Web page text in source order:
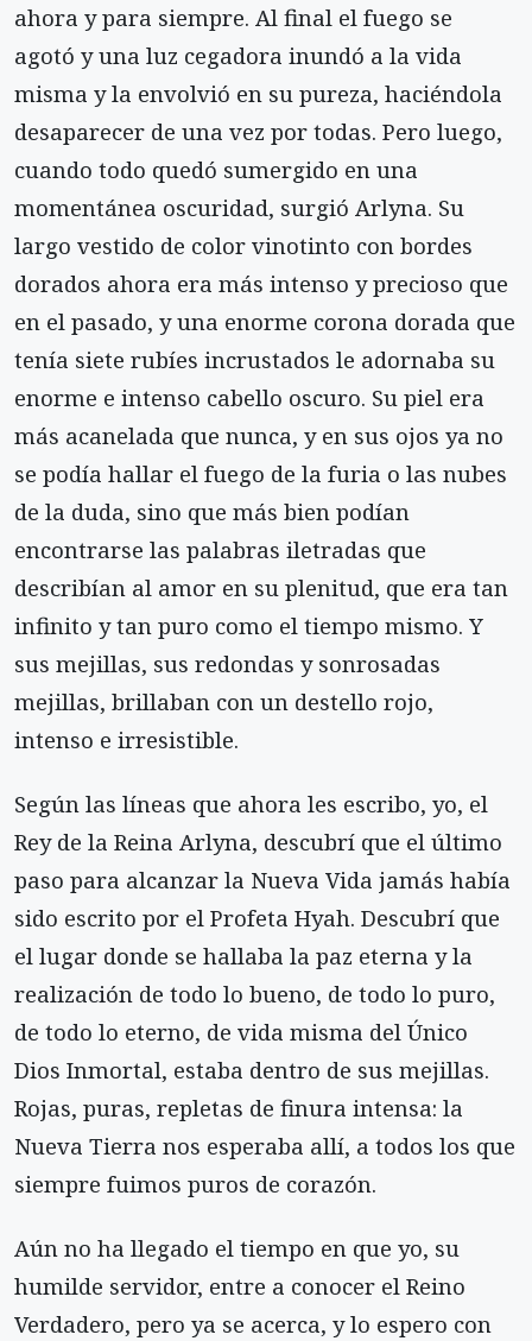
ahora y para siempre. Al final el fuego se
agotó y una luz cegadora inundó a la vida
misma y la envolvió en su pureza, haciéndola
desaparecer de una vez por todas. Pero luego,
cuando todo quedó sumergido en una
momentánea oscuridad, surgió Arlyna. Su
largo vestido de color vinotinto con bordes
dorados ahora era más intenso y precioso que
en el pasado, y una enorme corona dorada que
tenía siete rubíes incrustados le adornaba su
enorme e intenso cabello oscuro. Su piel era
más acanelada que nunca, y en sus ojos ya no
se podía hallar el fuego de la furia o las nubes
de la duda, sino que más bien podían
encontrarse las palabras iletradas que
describían al amor en su plenitud, que era tan
infinito y tan puro como el tiempo mismo. Y
sus mejillas, sus redondas y sonrosadas
mejillas, brillaban con un destello rojo,
intenso e irresistible.
Según las líneas que ahora les escribo, yo, el
Rey de la Reina Arlyna, descubrí que el último
paso para alcanzar la Nueva Vida jamás había
sido escrito por el Profeta Hyah. Descubrí que
el lugar donde se hallaba la paz eterna y la
realización de todo lo bueno, de todo lo puro,
de todo lo eterno, de vida misma del Único
Dios Inmortal, estaba dentro de sus mejillas.
Rojas, puras, repletas de finura intensa: la
Nueva Tierra nos esperaba allí, a todos los que
siempre fuimos puros de corazón.
Aún no ha llegado el tiempo en que yo, su
humilde servidor, entre a conocer el Reino
Verdadero, pero ya se acerca, y lo espero con